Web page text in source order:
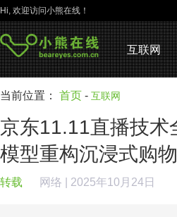
Hi, 欢迎访问小熊在线！
互联网
当前位置： 首页 - 互联网
京东11.11直播技
模型重构沉浸式购
转载 网络 | 2025年10月24日